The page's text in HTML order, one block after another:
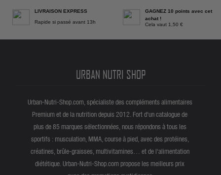
LIVRAISON EXPRESS
Rapide si passé avant 13h
GAGNEZ 10 points avec cet
achat !
Cela vaut 1,50 €
URBAN NUTRI SHOP
Urban-Nutri-Shop.com, spécialiste des compléments alimentaires
Premium et de la nutrition depuis 2012. Fort d'un catalogue de
plus de 85 marques sélectionnées, nous répondons à tous les
sportifs : musculation, MMA, course à pied, avec des protéines,
créatines, brûle-graisses, multivitamines… et de l'alimentation
diététique. Urban-Nutri-Shop.com propose les meilleurs prix